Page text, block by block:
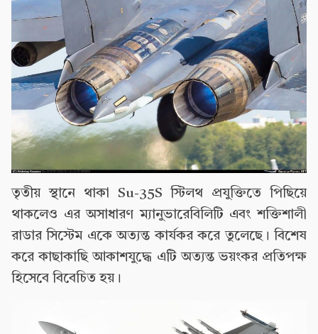
তৃতীয় স্থানে থাকা Su-35S স্টিলথ প্রযুক্তিতে পিছিয়ে
থাকলেও এর অসাধারণ ম্যানুভারেবিলিটি এবং শক্তিশালী
রাডার সিস্টেম একে অত্যন্ত কার্যকর করে তুলেছে। বিশেষ
করে কাছাকাছি আকাশযুদ্ধে এটি অত্যন্ত ভয়ংকর প্রতিপক্ষ
হিসেবে বিবেচিত হয়।